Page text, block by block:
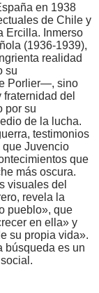
en 1938
de Chile y
Ercilla. Inmerso
(1936-1939),
realidad
su
Porlier—, sino
del
por su
de la lucha.
testimonios
que Juvencio
que
más oscura.
visuales del
revela la
pueblo», que
en ella» y
su propia vida».
búsqueda es un